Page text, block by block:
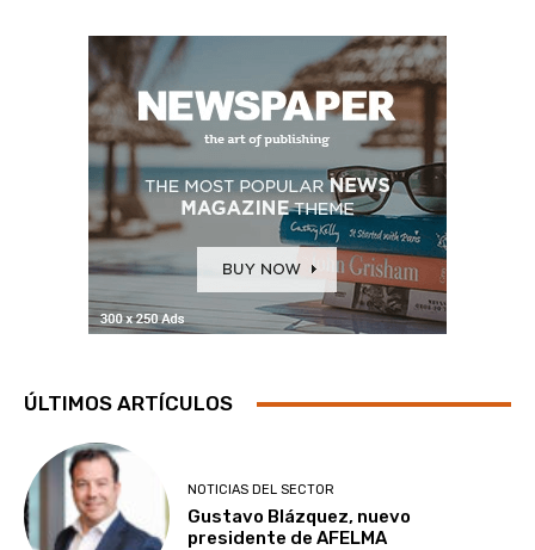
ÚLTIMOS ARTÍCULOS
NOTICIAS DEL SECTOR
Gustavo Blázquez, nuevo
presidente de AFELMA